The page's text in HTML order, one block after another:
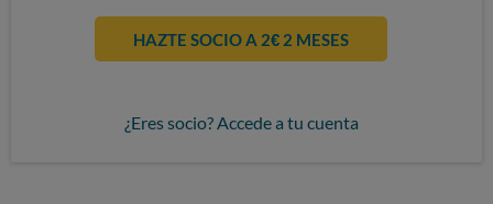
HAZTE SOCIO A 2€ 2 MESES
¿Eres socio? Accede a tu cuenta